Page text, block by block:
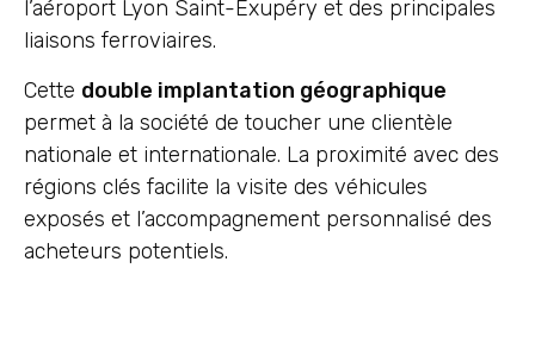
l’aéroport Lyon Saint-Exupéry et des principales
liaisons ferroviaires.
Cette double implantation géographique
permet à la société de toucher une clientèle
nationale et internationale. La proximité avec des
régions clés facilite la visite des véhicules
exposés et l’accompagnement personnalisé des
acheteurs potentiels.